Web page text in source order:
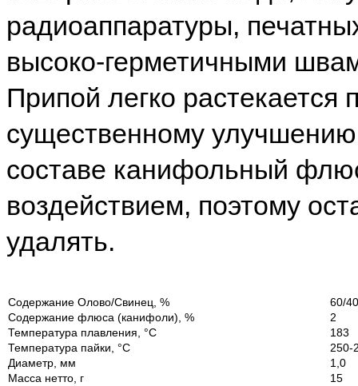
радиоаппаратуры,
высоко-герметичными
Припой легко растекается
существенному
составе канифольный
воздействием, поэтому
удалять.
Содержание Олово/Свинец, %
60/40
Содержание флюса (канифоли), %
2
Температура плавления, °С
183
Температура пайки, °С
250-
Диаметр, мм
1,0
Масса нетто, г
15